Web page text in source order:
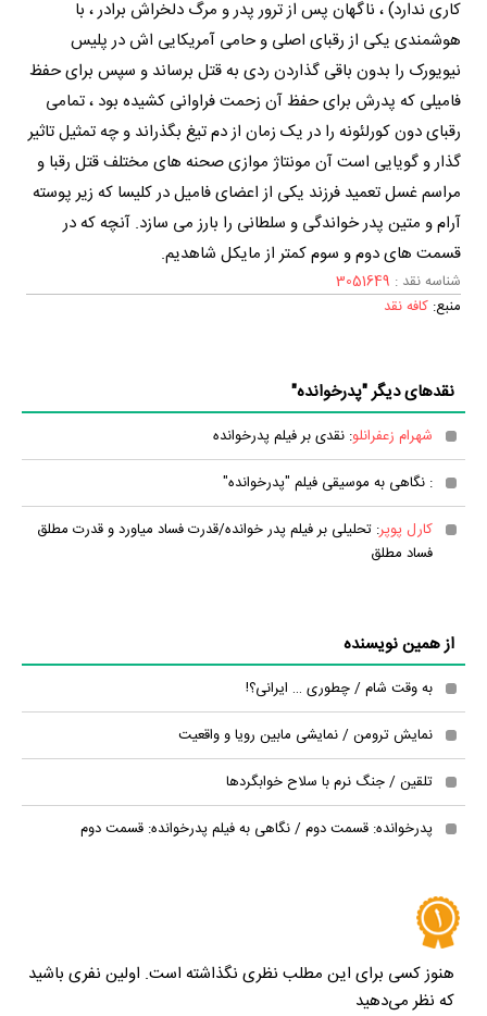
کاری ندارد) ، ناگهان پس از ترور پدر و مرگ دلخراش برادر ، با
هوشمندی یکی از رقبای اصلی و حامی آمریکایی اش در پلیس
نیویورک را بدون باقی گذاردن ردی به قتل برساند و سپس برای حفظ
فامیلی که پدرش برای حفظ آن زحمت فراوانی کشیده بود ، تمامی
رقبای دون کورلئونه را در یک زمان از دم تیغ بگذراند و چه تمثیل تاثیر
گذار و گویایی است آن مونتاژ موازی صحنه های مختلف قتل رقبا و
مراسم غسل تعمید فرزند یکی از اعضای فامیل در کلیسا که زیر پوسته
آرام و متین پدر خواندگی و سلطانی را بارز می سازد. آنچه که در
قسمت های دوم و سوم کمتر از مایکل شاهدیم.
شناسه نقد : 3051649
منبع:کافه نقد
نقدهای دیگر "پدرخوانده"
شهرام زعفرانلو: نقدی بر فیلم پدرخوانده
: نگاهی به موسیقی فیلم "پدرخوانده"
کارل پوپر: تحلیلی بر فیلم پدر خوانده/قدرت فساد میاورد و قدرت مطلق
فساد مطلق
از همین نویسنده
به وقت شام / چطوری … ایرانی؟!
نمایش ترومن / نمایشی مابین رویا و واقعیت
تلقین / جنگ نرم با سلاح خوابگردها
پدرخوانده: قسمت دوم / نگاهی به فیلم پدرخوانده: قسمت دوم
هنوز کسی برای این مطلب نظری نگذاشته است. اولین نفری باشید
که نظر می‌دهید